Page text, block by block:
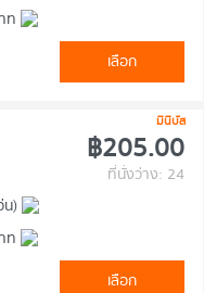
ท
เลือก
มินิบัส
฿205.00
ที่นั่งว่าง: 24
น)
ท
เลือก